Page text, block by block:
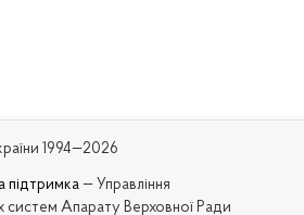
1994—2026
підтримка — Управління
Апарату Верховної Ради